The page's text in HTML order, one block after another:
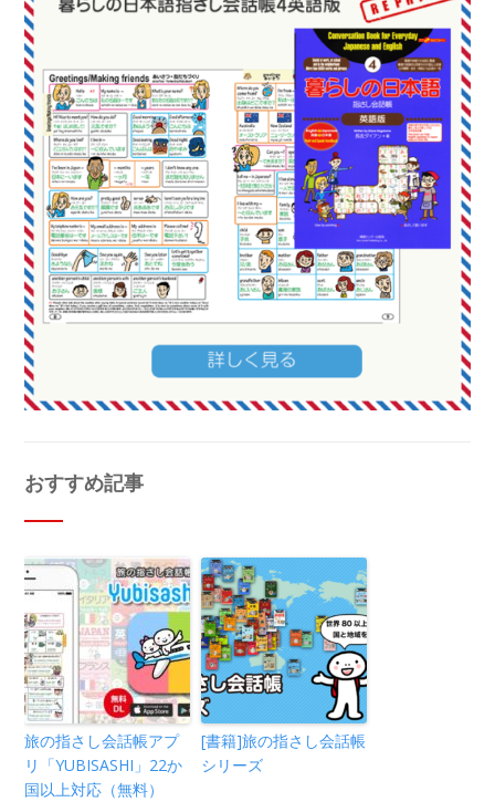
おすすめ記事
旅の指さし会話帳アプ
リ「YUBISASHI」22か
国以上対応（無料）
[書籍]旅の指さし会話帳
シリーズ